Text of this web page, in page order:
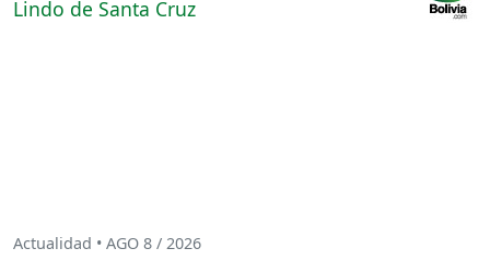
Actualidad • AGO 8 / 2026